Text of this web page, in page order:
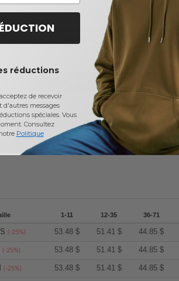
Avis sur Devon & Jones DG479W
Ajouter un avis
1-11 12-35 36-71
(-25%) 53.48 $ 51.41 $ 44.85$
(-25%) 53.48 $ 51.41 $ 44.85$
(-25%) 53.48 $ 51.41 $ 44.85$
réductions
de recevoir
messages
spéciales. Vous
Consultez
Politique